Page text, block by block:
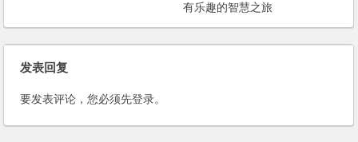
有乐趣的智慧之旅
发表回复
要发表评论，您必须先登录。